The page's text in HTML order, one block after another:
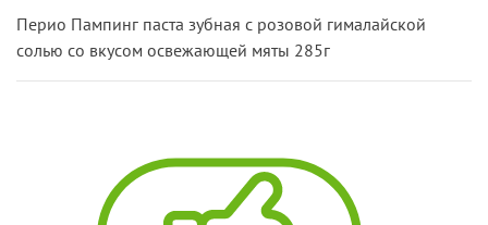
Перио Пампинг паста зубная с розовой гималайской
солью со вкусом освежающей мяты 285г